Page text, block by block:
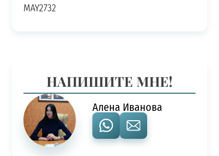
MAY2732
НАПИШИТЕ МНЕ!
Алена Иванова